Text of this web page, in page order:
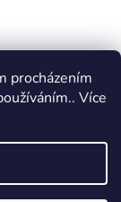
procházením
Více